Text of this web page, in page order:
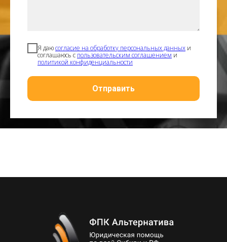
Я даюсогласие на обработку персональных данных и
соглашаюсь с пользовательским соглашением и
политикой конфиденциальности
Отправить